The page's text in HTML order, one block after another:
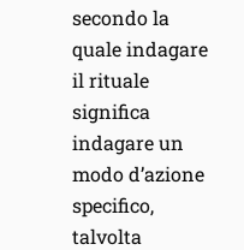
secondo la
quale indagare
il rituale
significa
indagare un
modo d’azione
specifico,
talvolta